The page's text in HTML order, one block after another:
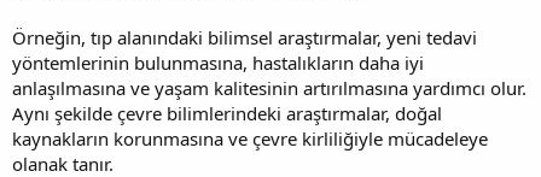
Örneğin, tıp alanındaki bilimsel araştırmalar, yeni tedavi
yöntemlerinin bulunmasına, hastalıkların daha iyi
anlaşılmasına ve yaşam kalitesinin artırılmasına yardımcı olur.
Aynı şekilde çevre bilimlerindeki araştırmalar, doğal
kaynakların korunmasına ve çevre kirliliğiyle mücadeleye
olanak tanır.